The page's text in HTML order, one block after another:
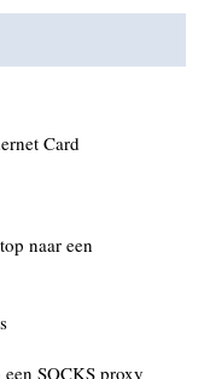
Card
naar een
SOCKS proxy